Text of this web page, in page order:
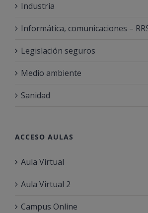
Industria
Informática, comunicaciones –
Legislación seguros
Medio ambiente
Sanidad
ACCESO AULAS
Aula Virtual
Aula Virtual 2
Campus Online